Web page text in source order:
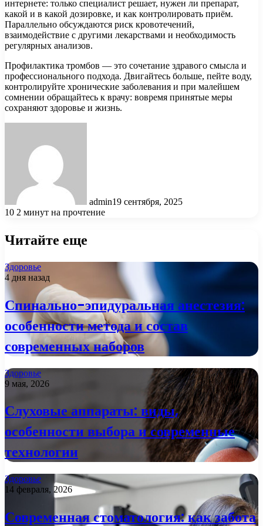
интернете: только специалист решает, нужен ли препарат,
какой и в какой дозировке, и как контролировать приём.
Параллельно обсуждаются риск кровотечений,
взаимодействие с другими лекарствами и необходимость
регулярных анализов.
Профилактика тромбов — это сочетание здравого смысла и
профессионального подхода. Двигайтесь больше, пейте воду,
контролируйте хронические заболевания и при малейшем
сомнении обращайтесь к врачу: вовремя принятые меры
сохраняют здоровье и жизнь.
admin19 сентября, 2025
10 2 минут на прочтение
Читайте еще
Здоровье
4 дня назад
Спинально-эпидуральная анестезия:
особенности метода и состав
современных наборов
Здоровье
9 мая, 2026
Слуховые аппараты: виды,
особенности выбора и современные
технологии
Здоровье
14 февраля, 2026
Современная стоматология: как забота